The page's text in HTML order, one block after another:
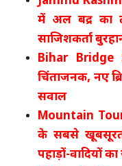
में अल बद्र का
साजिशकर्ता
Bihar Bridge
चिंताजनक, नए
सवाल
Mountain
के सबसे खूबसूरत
पहाड़ों-वादियों